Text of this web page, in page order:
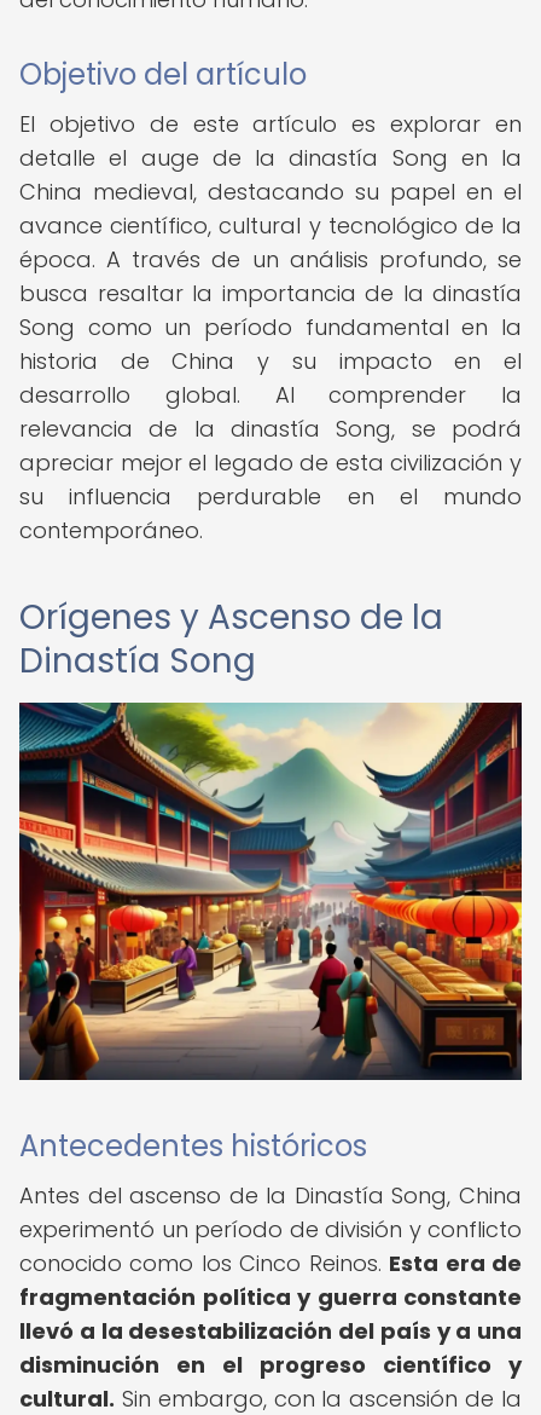
Objetivo del artículo
El objetivo de este artículo es explorar en
detalle el auge de la dinastía Song en la
China medieval, destacando su papel en el
avance científico, cultural y tecnológico de la
época. A través de un análisis profundo, se
busca resaltar la importancia de la dinastía
Song como un período fundamental en la
historia de China y su impacto en el
desarrollo global. Al comprender la
relevancia de la dinastía Song, se podrá
apreciar mejor el legado de esta civilización y
su influencia perdurable en el mundo
contemporáneo.
Orígenes y Ascenso de la
Dinastía Song
Antecedentes históricos
Antes del ascenso de la Dinastía Song, China
experimentó un período de división y conflicto
conocido como los Cinco Reinos. Esta era de
fragmentación política y guerra constante
llevó a la desestabilización del país y a una
disminución en el progreso científico y
cultural. Sin embargo, con la ascensión de la